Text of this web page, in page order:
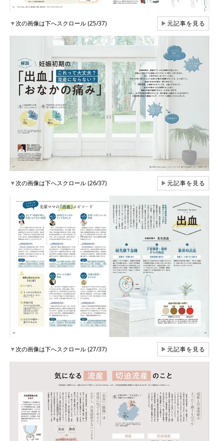
▼次の画像は下へスクロール (25/37) ▶元記事を見る
▼次の画像は下へスクロール (26/37) ▶元記事を見る
▼次の画像は下へスクロール (27/37) ▶元記事を見る